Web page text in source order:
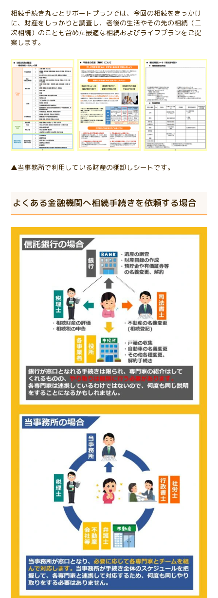
相続手続き丸ごとサポートプランでは、今回の相続をきっかけ
に、財産をしっかりと調査し、老後の生活やその先の相続（二
次相続）のことも含めた最適な相続およびライフプランをご提
案します。
▲当事務所で利用している財産の棚卸しシートです。
よくある金融機関へ相続手続きを依頼する場合